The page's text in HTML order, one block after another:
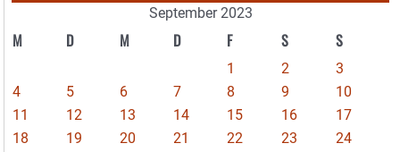
September 2023
M D M D F S S
1 2
3
4
5 6 7 8 9
10
11
12 13 14 15 16
17
18
19 20 21 22 23
24